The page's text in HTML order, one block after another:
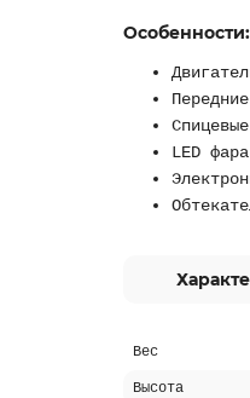
Особенности:
LED
Вес
Высота